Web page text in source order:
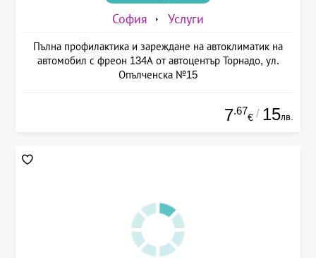
София Услуги
Пълна профилактика и зареждане на автоклиматик на
автомобил с фреон 134А от автоцентър Торнадо, ул.
Опълченска №15
7.67
€ / 15лв.